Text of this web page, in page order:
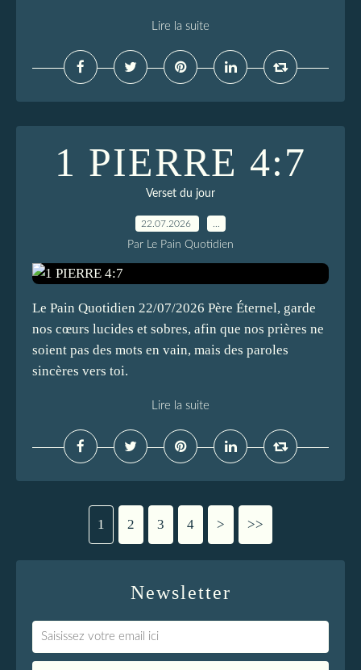
Lire la suite
1 PIERRE 4:7
Verset du jour
22.07.2026
Par Le Pain Quotidien
Le Pain Quotidien 22/07/2026 Père Éternel, garde
nos cœurs lucides et sobres, afin que nos prières ne
soient pas des mots en vain, mais des paroles
sincères vers toi.
Lire la suite
1 2 3 4 > >>
Newsletter